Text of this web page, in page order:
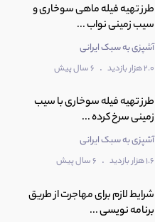
طرز تهیه فیله ماهی سوخاری و
سیب زمینی نواب ...
آشپزی به سبک ایرانی
2.0 هزار بازدید . 6 سال پیش
طرز تهیه فیله سوخاری با سیب
زمینی سرخ کرده ...
آشپزی به سبک ایرانی
1.6 هزار بازدید . 6 سال پیش
شرایط لازم برای مهاجرت از طریق
برنامه نویسی ...